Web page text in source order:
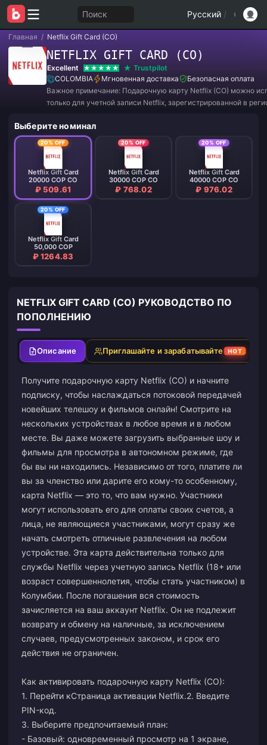
Поиск Русский /
Главная / Netflix Gift Card (CO)
NETFLIX GIFT CARD (CO)
Excellent
Trustpilot
COLOMBIA
Мгновенная доставка
Безопасная оплата
Важное примечание: Подарочную карту Netflix (CO) можно
только для учетной записи Netflix, зарегистрированной в
Выберите номинал
20% OFF
Netflix Gift Card
20000 COP CO
₽ 509.61
20% OFF
Netflix Gift Card
30000 COP CO
₽ 768.02
20% OFF
Netflix Gift Card
40000 COP CO
₽ 976.02
20% OFF
Netflix Gift Card
50,000 COP
₽ 1264.83
NETFLIX GIFT CARD (CO) РУКОВОДСТВО ПО
ПОПОЛНЕНИЮ
Описание Приглашайте и зарабатывайте HOT
Получите подарочную карту Netflix (CO) и начните
подписку, чтобы наслаждаться потоковой передачей
новейших телешоу и фильмов онлайн! Смотрите на
нескольких устройствах в любое время и в любом
месте. Вы даже можете загрузить выбранные шоу и
фильмы для просмотра в автономном режиме, где
бы вы ни находились. Независимо от того, платите ли
вы за членство или дарите его кому-то особенному,
карта Netflix — это то, что вам нужно. Участники
могут использовать его для оплаты своих счетов, а
лица, не являющиеся участниками, могут сразу же
начать смотреть отличные развлечения на любом
устройстве. Эта карта действительна только для
службы Netflix через учетную запись Netflix (18+ или
возраст совершеннолетия, чтобы стать участником) в
Колумбии. После погашения вся стоимость
зачисляется на ваш аккаунт Netflix. Он не подлежит
возврату и обмену на наличные, за исключением
случаев, предусмотренных законом, и срок его
действия не ограничен.
Как активировать подарочную карту Netflix (CO):
1. Перейти кСтраница активации Netflix.2. Введите
PIN-код.
3. Выберите предпочитаемый план:
- Базовый: одновременный просмотр на 1 экране,